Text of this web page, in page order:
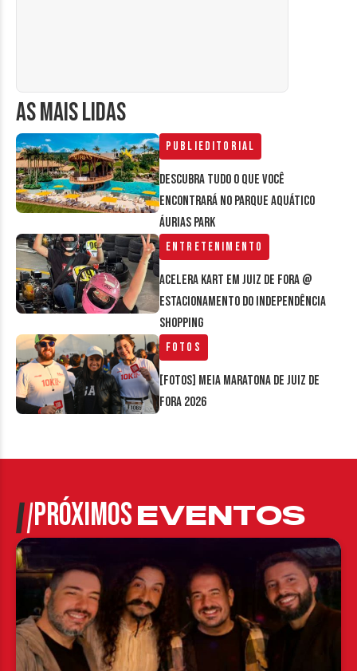
AS MAIS LIDAS
Publieditorial
Descubra tudo o que você
encontrará no parque aquático
Áurias Park
Entretenimento
Acelera Kart em Juiz de Fora @
estacionamento do Independência
Shopping
Fotos
[FOTOS] Meia Maratona de Juiz de
Fora 2026
PRÓXIMOSEVENTOS